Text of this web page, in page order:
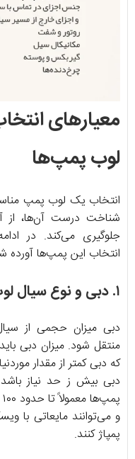
معیارهای
لوب پمپ‌ها
انتخاب یک لوب پمپ
شناخت درست آن‌ها، از
جلوگیری می‌کند. در
انتخاب این پمپ‌ها
۱. دبی و نوع سیال لوب پمپ
دبی میزان حجمی از
منتقل شود. میزان دبی
که دبی کمتر از مقدار
دبی بیش ز حد نیاز
پمپاژ کنند.